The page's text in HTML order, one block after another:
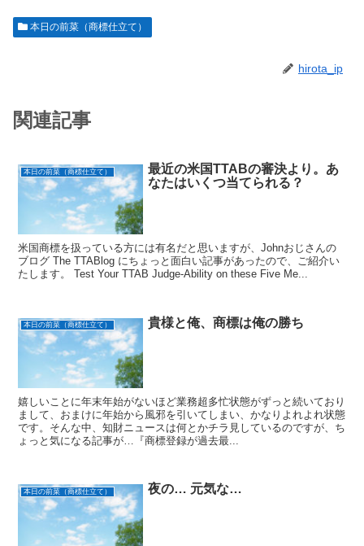
本日の前菜（商標仕立て）
hirota_ip
関連記事
本日の前菜（商標仕立て）
最近の米国TTABの審決より。あ
なたはいくつ当てられる？
米国商標を扱っている方には有名だと思いますが、Johnおじさんの
ブログ The TTABlog にちょっと面白い記事があったので、ご紹介い
たします。 Test Your TTAB Judge-Ability on these Five Me...
本日の前菜（商標仕立て） 貴様と俺、商標は俺の勝ち
嬉しいことに年末年始がないほど業務超多忙状態がずっと続いており
まして、おまけに年始から風邪を引いてしまい、かなりよれよれ状態
です。そんな中、知財ニュースは何とかチラ見しているのですが、ち
ょっと気になる記事が…『商標登録が過去最...
本日の前菜（商標仕立て） 夜の… 元気な…